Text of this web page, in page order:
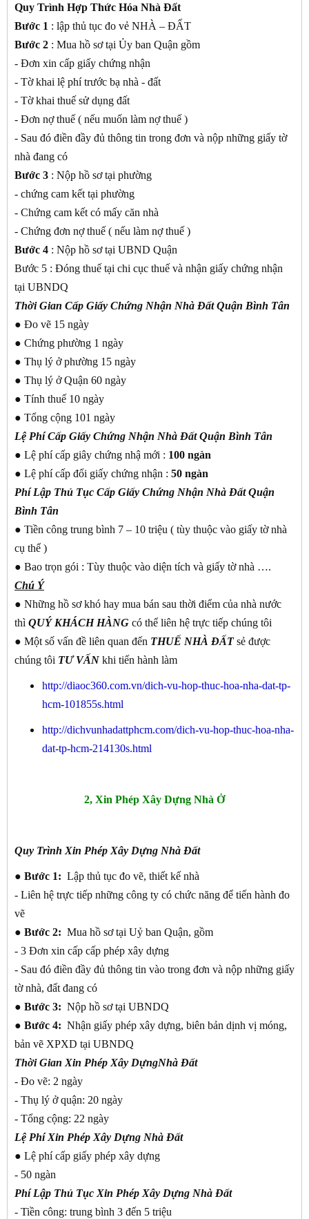
Quy Trình Hợp Thức Hóa Nhà Đất
Bước 1 : lập thủ tục đo vẻ NHÀ – ĐẤT
Bước 2 : Mua hồ sơ tại Ủy ban Quận gồm
- Đơn xin cấp giấy chứng nhận
- Tờ khai lệ phí trước bạ nhà - đất
- Tờ khai thuế sử dụng đất
- Đơn nợ thuế ( nếu muốn làm nợ thuế )
- Sau đó điền đầy đủ thông tin trong đơn và nộp những giấy tờ
nhà đang có
Bước 3 : Nộp hồ sơ tại phường
- chứng cam kết tại phường
- Chứng cam kết có mấy căn nhà
- Chứng đơn nợ thuế ( nếu làm nợ thuế )
Bước 4 : Nộp hồ sơ tại UBND Quận
Bước 5 : Đóng thuế tại chi cục thuế và nhận giấy chứng nhận
tại UBNDQ
Thời Gian Cấp Giấy Chứng Nhận Nhà Đất Quận Bình Tân
● Đo vẽ 15 ngày
● Chứng phường 1 ngày
● Thụ lý ở phường 15 ngày
● Thụ lý ở Quận 60 ngày
● Tính thuế 10 ngày
● Tổng cộng 101 ngày
Lệ Phí Cấp Giấy Chứng Nhận Nhà Đất Quận Bình Tân
● Lệ phí cấp giây chứng nhậ mới : 100 ngàn
● Lệ phí cấp đổi giấy chứng nhận : 50 ngàn
Phí Lập Thủ Tục Cấp Giấy Chứng Nhận Nhà Đất Quận
Bình Tân
● Tiền công trung bình 7 – 10 triệu ( tùy thuộc vào giấy tờ nhà
cụ thể )
● Bao trọn gói : Tùy thuộc vào diện tích và giấy tờ nhà ….
Chú Ý
● Những hồ sơ khó hay mua bán sau thời điểm của nhà nước
thì QUÝ KHÁCH HÀNG có thể liên hệ trực tiếp chúng tôi
● Một số vấn đề liên quan đến THUẾ NHÀ ĐẤTsẻ được
chúng tôi TƯ VẤN khi tiến hành làm
http://diaoc360.com.vn/dich-vu-hop-thuc-hoa-nha-dat-tp-
hcm-101855s.html
http://dichvunhadattphcm.com/dich-vu-hop-thuc-hoa-nha-
dat-tp-hcm-214130s.html
2, Xin Phép Xây Dựng Nhà Ở
Quy Trình Xin Phép Xây Dựng Nhà Đất
● Bước 1: Lập thủ tục đo vẽ, thiết kế nhà
- Liên hệ trực tiếp những công ty có chức năng để tiến hành đo
vẽ
● Bước 2: Mua hồ sơ tại Uỷ ban Quận, gồm
- 3 Đơn xin cấp cấp phép xây dựng
- Sau đó điền đầy đủ thông tin vào trong đơn và nộp những giấy
tờ nhà, đất đang có
● Bước 3: Nộp hồ sơ tại UBNDQ
● Bước 4: Nhận giấy phép xây dựng, biên bản dịnh vị móng,
bản vẽ XPXD tại UBNDQ
Thời Gian Xin Phép Xây DựngNhà Đất
- Đo vẽ: 2 ngày
- Thụ lý ở quận: 20 ngày
- Tổng cộng: 22 ngày
Lệ Phí Xin Phép Xây Dựng Nhà Đất
● Lệ phí cấp giấy phép xây dựng
- 50 ngàn
Phí Lập Thủ Tục Xin Phép Xây Dựng Nhà Đất
- Tiền công: trung bình 3 đến 5 triệu